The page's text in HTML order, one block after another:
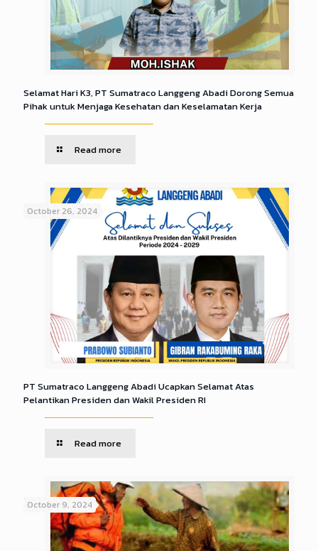
Selamat Hari K3, PT Sumatraco Langgeng Abadi Dorong Semua
Pihak untuk Menjaga Kesehatan dan Keselamatan Kerja
Read more
October 26, 2024
PT Sumatraco Langgeng Abadi Ucapkan Selamat Atas
Pelantikan Presiden dan Wakil Presiden RI
Read more
October 9, 2024